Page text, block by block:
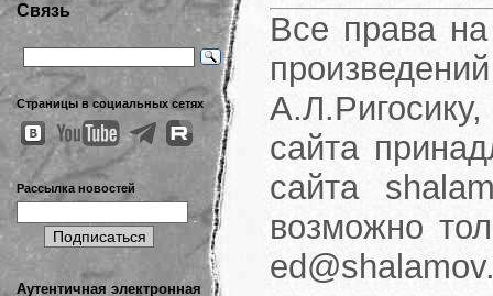
Связь
Страницы в социальных сетях
Рассылка новостей
Аутентичная электронная
Все права на
сайта
сайта
возможно